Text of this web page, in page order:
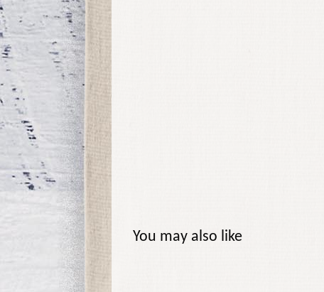
You may also like